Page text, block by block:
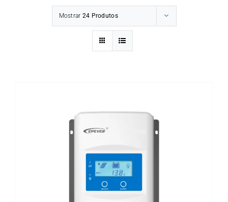
Mostrar 24 Produtos